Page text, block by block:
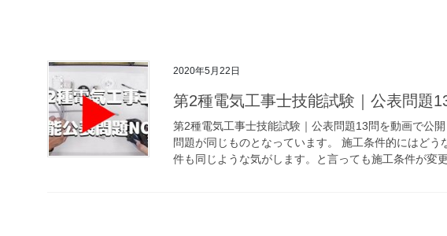
2020年5月22日
第2種電気工事士技能試験｜公表問題
第2種電気工事士技能試験｜公表問題13問を動画で公
問題が同じものとなっています。 施工条件的にはどう
件も同じような気がします。と言っても施工条件が変